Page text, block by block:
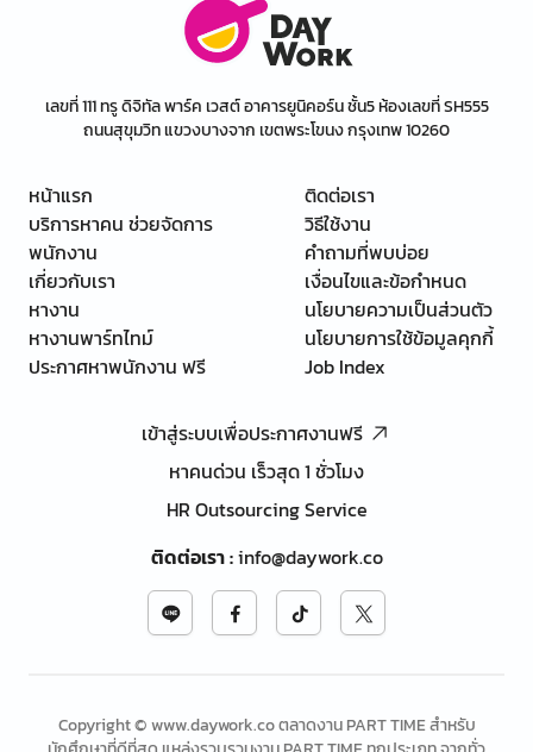
เลขที่ 111 ทรู ดิจิทัล พาร์ค เวสต์ อาคารยูนิคอร์น ชั้น5 ห้องเลขที่ SH555
ถนนสุขุมวิท แขวงบางจาก เขตพระโขนง กรุงเทพ 10260
หน้าแรก
บริการหาคน ช่วยจัดการ
พนักงาน
เกี่ยวกับเรา
หางาน
หางานพาร์ทไทม์
ประกาศหาพนักงาน ฟรี
ติดต่อเรา
วิธีใช้งาน
คำถามที่พบบ่อย
เงื่อนไขและข้อกำหนด
นโยบายความเป็นส่วนตัว
นโยบายการใช้ข้อมูลคุกกี้
Job Index
เข้าสู่ระบบเพื่อประกาศงานฟรี
หาคนด่วน เร็วสุด 1 ชั่วโมง
HR Outsourcing Service
ติดต่อเรา:info@daywork.co
Copyright © www.daywork.co ตลาดงาน PART TIME สำหรับ